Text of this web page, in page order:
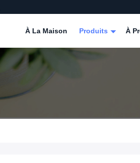
À La Maison Produits À